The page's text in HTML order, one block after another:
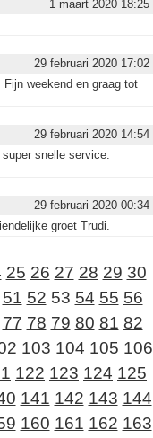
1 maart 2020 18:25
29 februari 2020 17:02
weekend en graag tot
29 februari 2020 14:54
snelle service.
29 februari 2020 00:34
groet Trudi.
25 26 27 28 29 30
51 52 53 54 55 56
77 78 79 80 81 82
103 104 105 106
122 123 124 125
141 142 143 144
160 161 162 163